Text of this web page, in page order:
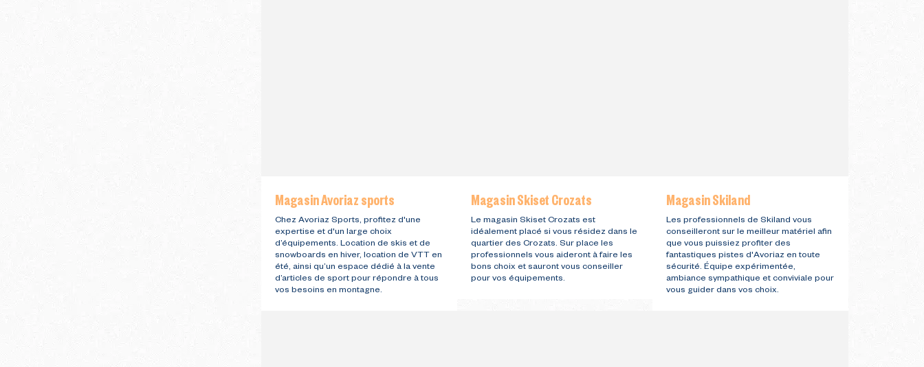
Magasin Avoriaz sports
Chez Avoriaz Sports, profitez d'une
expertise et d'un large choix
d’équipements. Location de skis et de
snowboards en hiver, location de VTT en
été, ainsi qu’un espace dédié à la vente
d’articles de sport pour répondre à tous
vos besoins en montagne.
Magasin Skiset Crozats
Le magasin Skiset Crozats est
idéalement placé si vous résidez dans le
quartier des Crozats. Sur place les
professionnels vous aideront à faire les
bons choix et sauront vous conseiller
pour vos équipements.
Magasin Skiland
Les professionnels de Skiland vous
conseilleront sur le meilleur matériel afin
que vous puissiez profiter des
fantastiques pistes d'Avoriaz en toute
sécurité. Équipe expérimentée,
ambiance sympathique et conviviale pour
vous guider dans vos choix.